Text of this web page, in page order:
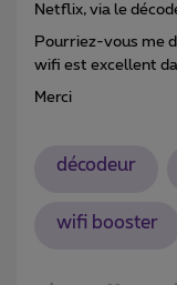
Netflix, via le
Pourriez-vous me
wifi est excellent
Merci
décodeur
wifi booster